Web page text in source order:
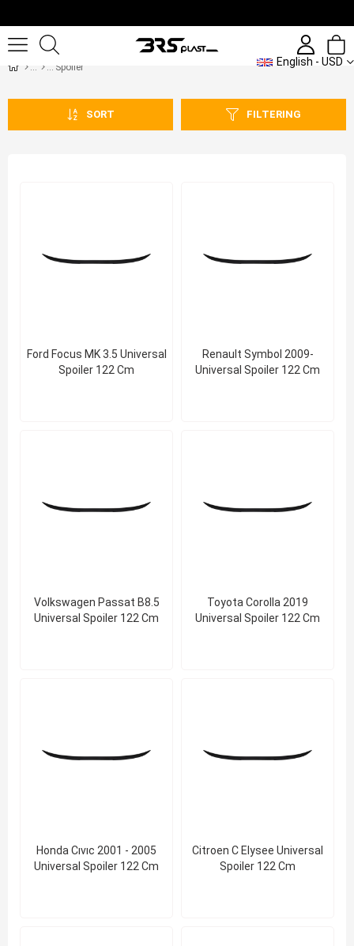
English - USD
Spoiler
FILTERING
SORT
Ford Focus MK 3.5 Universal
Spoiler 122 Cm
Renault Symbol 2009-
Universal Spoiler 122 Cm
Volkswagen Passat B8.5
Universal Spoiler 122 Cm
Toyota Corolla 2019
Universal Spoiler 122 Cm
Honda Cıvıc 2001 - 2005
Universal Spoiler 122 Cm
Citroen C Elysee Universal
Spoiler 122 Cm